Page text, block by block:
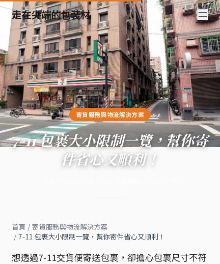
走在尖端的包裝材
寄貨服務與物流解決方案
7-11 包裹大小限制一覽，幫你寄
件省心又順利！
首頁 / 寄貨服務與物流解決方案
/ 7-11 包裹大小限制一覽，幫你寄件省心又順利！
想透過7-11交貨便寄送包裹，卻擔心包裹尺寸不符